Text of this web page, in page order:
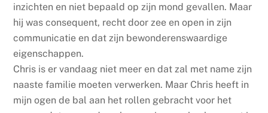
inzichten en niet bepaald op zijn mond gevallen. Maar
hij was consequent, recht door zee en open in zijn
communicatie en dat zijn bewonderenswaardige
eigenschappen.
Chris is er vandaag niet meer en dat zal met name zijn
naaste familie moeten verwerken. Maar Chris heeft in
mijn ogen de bal aan het rollen gebracht voor het